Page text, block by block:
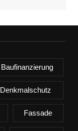
Baufinanzierung
Denkmalschutz
Fassade